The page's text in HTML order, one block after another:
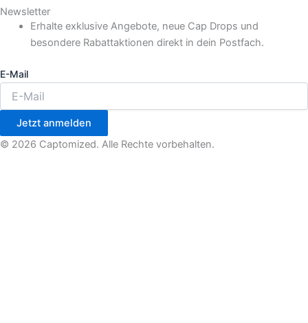
Newsletter
Erhalte exklusive Angebote, neue Cap Drops und
besondere Rabattaktionen direkt in dein Postfach.
E-Mail
Jetzt anmelden
© 2026 Captomized. Alle Rechte vorbehalten.